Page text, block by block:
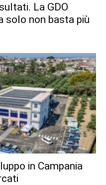
La GDO
solo non basta più
in Campania